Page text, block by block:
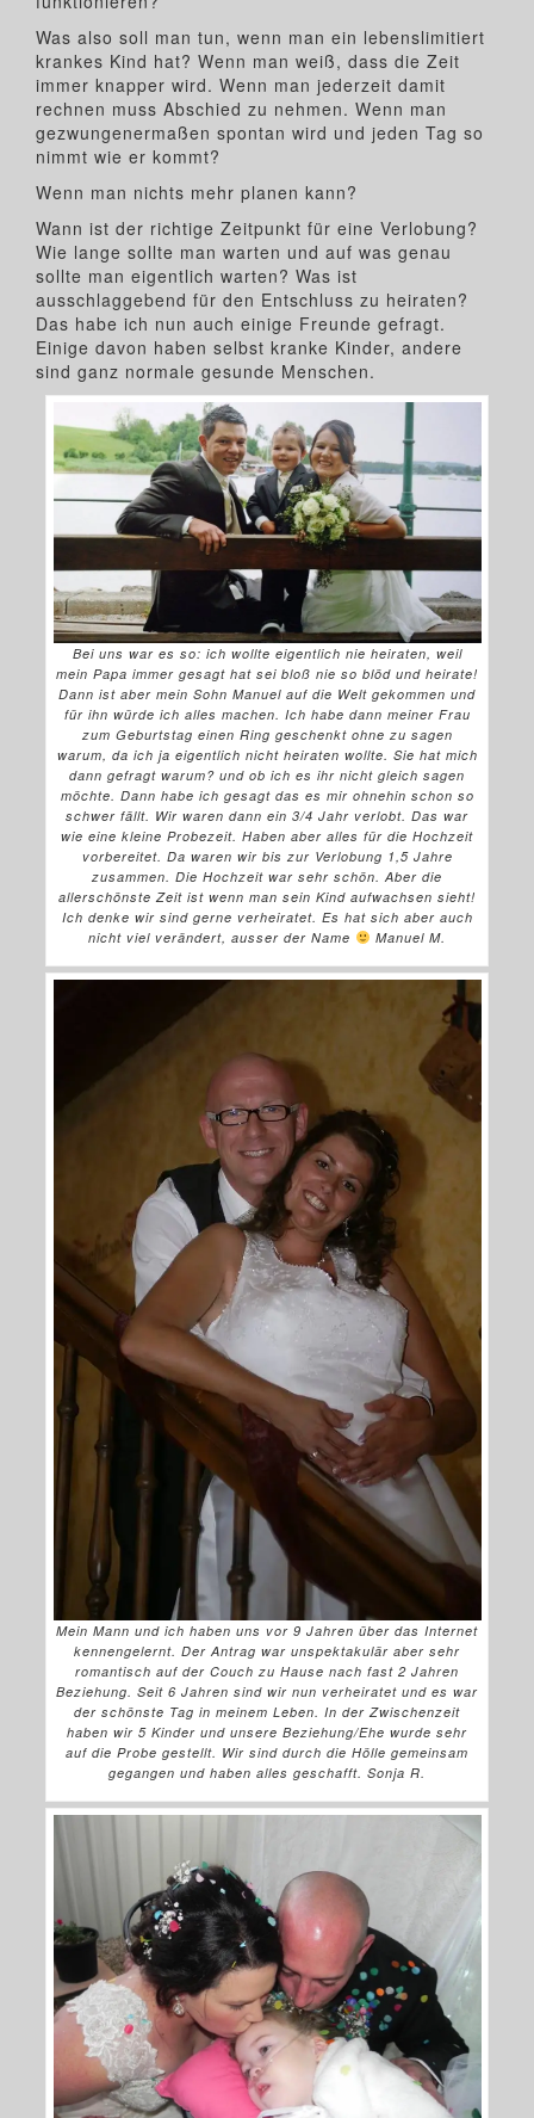
Was also soll man tun, wenn man ein lebenslimitiert
krankes Kind hat? Wenn man weiß, dass die Zeit
immer knapper wird. Wenn man jederzeit damit
rechnen muss Abschied zu nehmen. Wenn man
gezwungenermaßen spontan wird und jeden Tag so
nimmt wie er kommt?
Wenn man nichts mehr planen kann?
Wann ist der richtige Zeitpunkt für eine Verlobung?
Wie lange sollte man warten und auf was genau
sollte man eigentlich warten? Was ist
ausschlaggebend für den Entschluss zu heiraten?
Das habe ich nun auch einige Freunde gefragt.
Einige davon haben selbst kranke Kinder, andere
sind ganz normale gesunde Menschen.
Bei uns war es so: ich wollte eigentlich nie heiraten, weil
mein Papa immer gesagt hat sei bloß nie so blöd und heirate!
Dann ist aber mein Sohn Manuel auf die Welt gekommen und
für ihn würde ich alles machen. Ich habe dann meiner Frau
zum Geburtstag einen Ring geschenkt ohne zu sagen
warum, da ich ja eigentlich nicht heiraten wollte. Sie hat mich
dann gefragt warum? und ob ich es ihr nicht gleich sagen
möchte. Dann habe ich gesagt das es mir ohnehin schon so
schwer fällt. Wir waren dann ein 3/4 Jahr verlobt. Das war
wie eine kleine Probezeit. Haben aber alles für die Hochzeit
vorbereitet. Da waren wir bis zur Verlobung 1,5 Jahre
zusammen. Die Hochzeit war sehr schön. Aber die
allerschönste Zeit ist wenn man sein Kind aufwachsen sieht!
Ich denke wir sind gerne verheiratet. Es hat sich aber auch
nicht viel verändert, ausser der Name
Manuel M.
Mein Mann und ich haben uns vor 9 Jahren über das Internet
kennengelernt. Der Antrag war unspektakulär aber sehr
romantisch auf der Couch zu Hause nach fast 2 Jahren
Beziehung. Seit 6 Jahren sind wir nun verheiratet und es war
der schönste Tag in meinem Leben. In der Zwischenzeit
haben wir 5 Kinder und unsere Beziehung/Ehe wurde sehr
auf die Probe gestellt. Wir sind durch die Hölle gemeinsam
gegangen und haben alles geschafft. Sonja R.